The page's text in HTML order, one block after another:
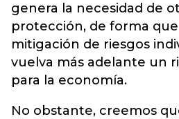
genera la necesidad de
protección, de forma
mitigación de riesgos
vuelva más adelante un
para la economía.
No obstante, creemos